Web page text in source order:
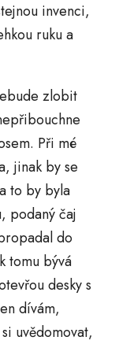
invenci,
ruku a
zlobit
Při mé
jinak by se
to by byla
podaný čaj
do
tomu bývá
desky s
dívám,
uvědomovat,